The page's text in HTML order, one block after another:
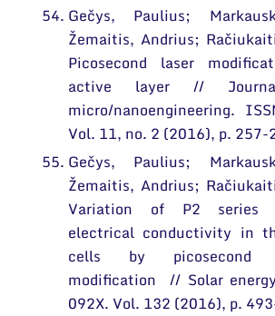
Gečys, Paulius;
Žemaitis, Andrius;
Picosecond laser
active layer //
micro/nanoengineering.
Vol. 11, no. 2 (2016), p. 257-
Gečys, Paulius;
Žemaitis, Andrius;
Variation of P2 series
electrical conductivity in
cells by picosecond
modification // Solar
092X. Vol. 132 (2016), p.